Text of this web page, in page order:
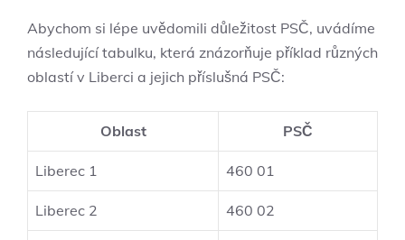
Abychom si lépe uvědomili důležitost PSČ, uvádíme
následující tabulku, která znázorňuje příklad různých
oblastí v Liberci a jejich příslušná PSČ:
Oblast PSČ
Liberec 1 460 01
Liberec 2 460 02